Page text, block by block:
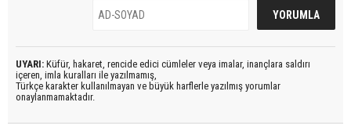
UYARI: Küfür, hakaret, rencide edici cümleler veya imalar, inançlara saldırı
içeren, imla kuralları ile yazılmamış,
Türkçe karakter kullanılmayan ve büyük harflerle yazılmış yorumlar
onaylanmamaktadır.